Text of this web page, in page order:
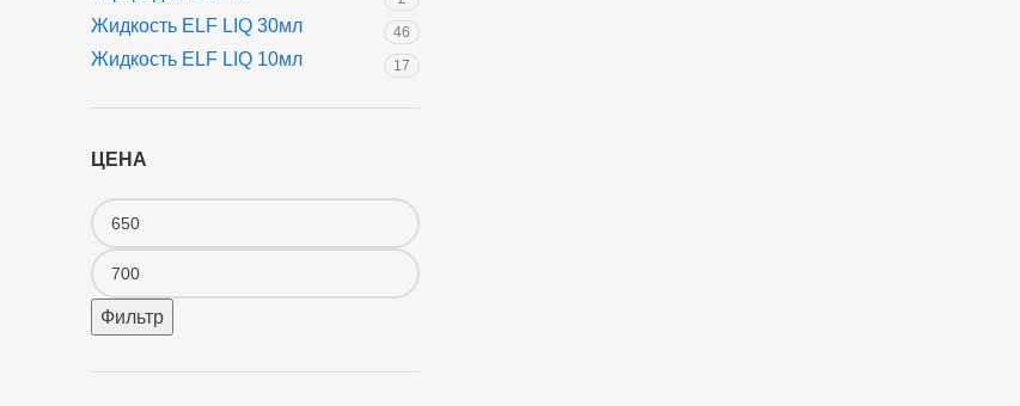
Жидкость ELF LIQ 30мл 46
Жидкость ELF LIQ 10мл 17
ЦЕНА
Фильтр